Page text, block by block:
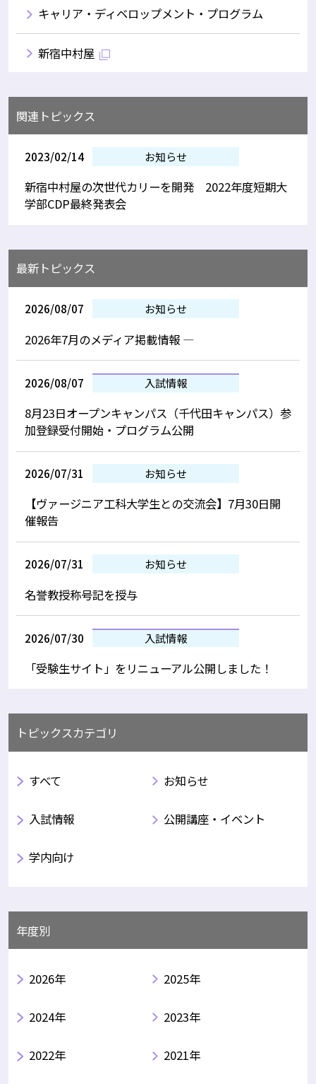
キャリア・ディベロップメント・プログラム
新宿中村屋
関連トピックス
2023/02/14 お知らせ
新宿中村屋の次世代カリーを開発 2022年度短期大
学部CDP最終発表会
最新トピックス
2026/08/07 お知らせ
2026年7月のメディア掲載情報 —
2026/08/07 入試情報
8月23日オープンキャンパス（千代田キャンパス）参
加登録受付開始・プログラム公開
2026/07/31 お知らせ
【ヴァージニア工科大学生との交流会】7月30日開
催報告
2026/07/31 お知らせ
名誉教授称号記を授与
2026/07/30 入試情報
「受験生サイト」をリニューアル公開しました！
トピックスカテゴリ
すべて お知らせ
入試情報 公開講座・イベント
学内向け
年度別
2026年 2025年
2024年 2023年
2022年 2021年